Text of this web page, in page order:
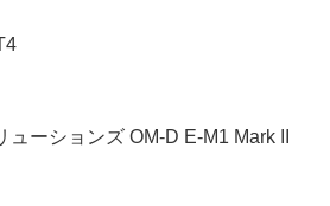
ーションズ OM-D E-M1 Mark II